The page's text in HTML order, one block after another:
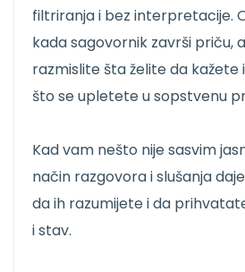
filtriranja i bez interpretacije.
kada sagovornik završi priču,
razmislite šta želite da
što se upletete u sopstvenu
Kad vam nešto nije sasvim
način razgovora i slušanja
da ih razumijete i da
i stav.